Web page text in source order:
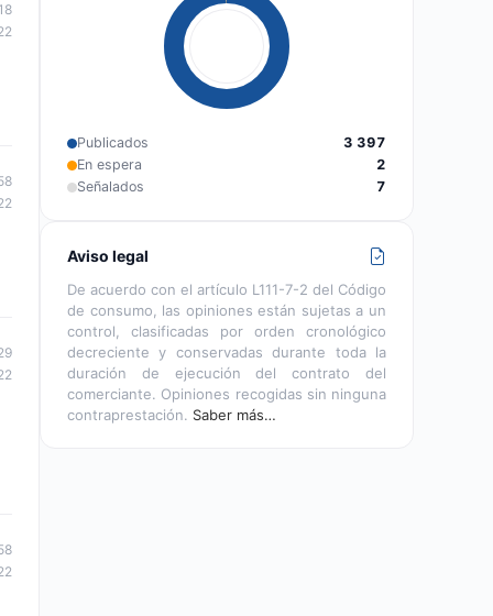
Publicados
3 397
En espera
2
Señalados
7
Aviso legal
De acuerdo con el artículo L111-7-2 del Código
de consumo, las opiniones están sujetas a un
control, clasificadas por orden cronológico
decreciente y conservadas durante toda la
duración de ejecución del contrato del
comerciante. Opiniones recogidas sin ninguna
contraprestación. Saber más…